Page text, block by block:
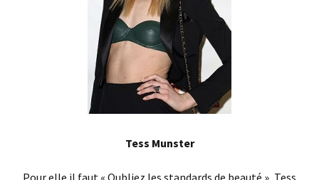
Tess Munster
Pour elle il faut « Oubliez les standards de beauté », Tess